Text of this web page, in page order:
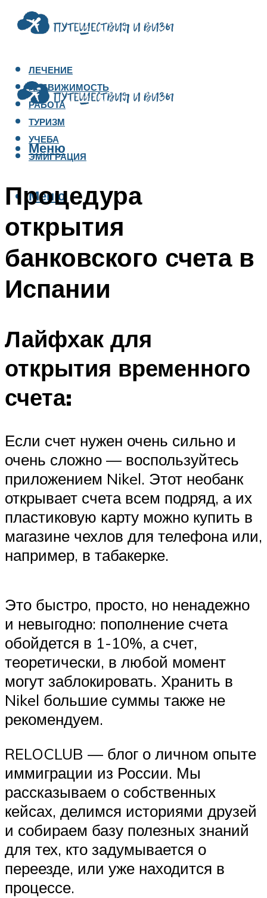
ЛЕЧЕНИЕ
НЕДВИЖИМОСТЬ
РАБОТА
ТУРИЗМ
УЧЕБА
ЭМИГРАЦИЯ
Меню
Меню
Процедура
открытия
банковского счета в
Испании
Лайфхак для
открытия временного
счета:
Если счет нужен очень сильно и
очень сложно — воспользуйтесь
приложением Nikel. Этот необанк
открывает счета всем подряд, а их
пластиковую карту можно купить в
магазине чехлов для телефона или,
например, в табакерке.
Это быстро, просто, но ненадежно
и невыгодно: пополнение счета
обойдется в 1-10%, а счет,
теоретически, в любой момент
могут заблокировать. Хранить в
Nikel большие суммы также не
рекомендуем.
RELOCLUB — блог о личном опыте
иммиграции из России. Мы
рассказываем о собственных
кейсах, делимся историями друзей
и собираем базу полезных знаний
для тех, кто задумывается о
переезде, или уже находится в
процессе.